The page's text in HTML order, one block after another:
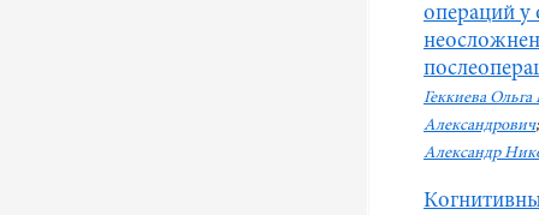
операций у
Геккиева
Александрович
Александр